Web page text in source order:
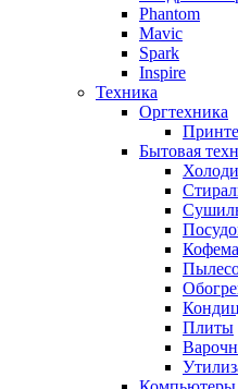
Phantom
Mavic
Spark
Inspire
Техника
Оргтехника
Бытовая
Плиты